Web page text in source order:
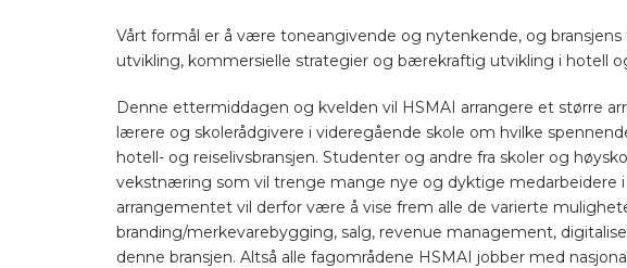
Vårt formål er å være toneangivende og nytenkende, og
utvikling, kommersielle strategier og bærekraftig utvikling i hotell
Denne ettermiddagen og kvelden vil HSMAI arrangere et større
lærere og skolerådgivere i videregående skole om hvilke
hotell- og reiselivsbransjen. Studenter og andre fra skoler og
vekstnæring som vil trenge mange nye og dyktige medarbeidere
arrangementet vil derfor være å vise frem alle de varierte
branding/merkevarebygging, salg, revenue management,
denne bransjen. Altså alle fagområdene HSMAI jobber med